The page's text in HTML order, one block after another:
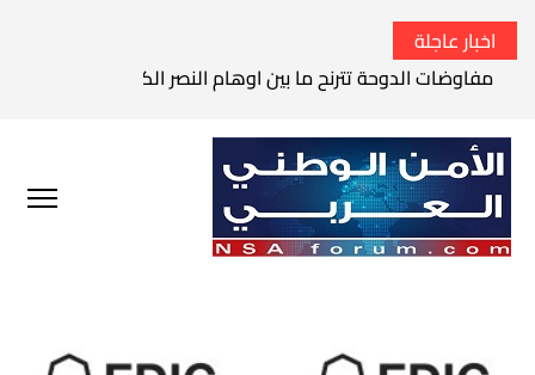
اخبار عاجلة
مفاوضات الدوحة تترنح ما بين اوهام النصر الكامل وواقع